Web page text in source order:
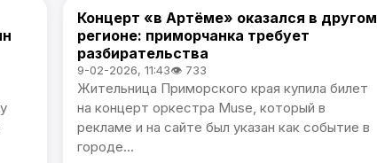
Происшествия
Концерт «в Артёме» оказался в другом
регионе: приморчанка требует
разбирательства
9-02-2026, 11:43👁 733
Жительница Приморского края купила билет
на концерт оркестра Muse, который в
рекламе и на сайте был указан как событие в
городе...